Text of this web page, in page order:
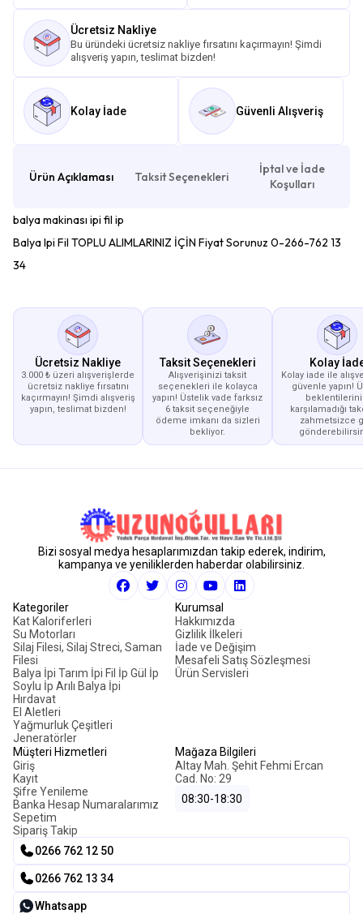
Ücretsiz Nakliye
Bu üründeki ücretsiz nakliye fırsatını kaçırmayın! Şimdi
alışveriş yapın, teslimat bizden!
Kolay İade Güvenli Alışveriş
Ürün Açıklaması Taksit Seçenekleri
İptal ve İade
Koşulları
balya makinası ipi fil ip
Balya Ipi Fil TOPLU ALIMLARINIZ İÇİN Fiyat Sorunuz 0-266-762 13
34
Ücretsiz Nakliye
3.000 ₺ üzeri alışverişlerde
ücretsiz nakliye fırsatını
kaçırmayın! Şimdi alışveriş
yapın, teslimat bizden!
Taksit Seçenekleri
Alışverişinizi taksit
seçenekleri ile kolayca
yapın! Üstelik vade farksız
6 taksit seçeneğiyle
ödeme imkanı da sizleri
bekliyor.
Kolay
Kolay iade ile
güvenle yapın!
karşılamadığı
zahmetsizce
Bizi sosyal medya hesaplarımızdan takip ederek, indirim,
kampanya ve yeniliklerden haberdar olabilirsiniz.
Kategoriler
Kat Kaloriferleri
Su Motorları
Silaj Filesi, Silaj Streci, Saman
Filesi
Balya İpi Tarım İpi Fil İp Gül İp
Soylu İp Arılı Balya İpi
Hırdavat
El Aletleri
Yağmurluk Çeşitleri
Jeneratörler
Kurumsal
Hakkımızda
Gizlilik İlkeleri
İade ve Değişim
Mesafeli Satış Sözleşmesi
Ürün Servisleri
Müşteri Hizmetleri
Giriş
Kayıt
Şifre Yenileme
Banka Hesap Numaralarımız
Sepetim
Sipariş Takip
Mağaza Bilgileri
Altay Mah. Şehit Fehmi Ercan
Cad. No: 29
08:30-18:30
0266 762 12 50
0266 762 13 34
Whatsapp